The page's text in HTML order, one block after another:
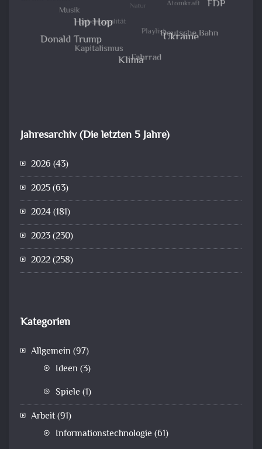
Jahresarchiv (Die letzten 5 Jahre)
2026 (43)
2025(63)
2024(181)
2023(230)
2022(258)
Kategorien
Allgemein (97)
Ideen (3)
Spiele (1)
Arbeit(91)
Informationstechnologie (61)